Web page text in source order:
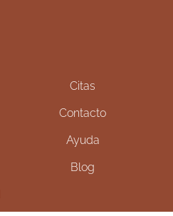
Citas
Contacto
Ayuda
Blog